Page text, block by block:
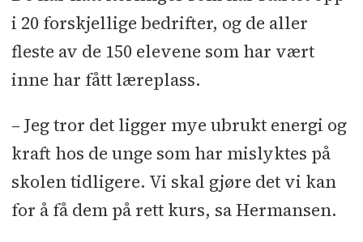
i 20 forskjellige bedrifter, og de aller
fleste av de 150 elevene som har vært
inne har fått læreplass.
– Jeg tror det ligger mye ubrukt energi og
kraft hos de unge som har mislyktes på
skolen tidligere. Vi skal gjøre det vi kan
for å få dem på rett kurs, sa Hermansen.